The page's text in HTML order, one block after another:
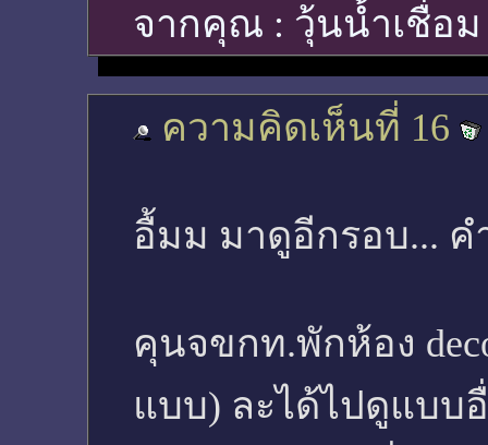
จากคุณ : วุ้นน้ำเชื่อ
ความคิดเห็นที่ 16
อื้มม มาดูอีกรอบ... ค
คุนจขกท.พักห้อง
แบบ) ละได้ไปดูแบบ